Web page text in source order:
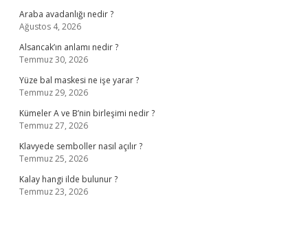
Araba avadanlığı nedir ?
Ağustos 4, 2026
Alsancak’ın anlamı nedir ?
Temmuz 30, 2026
Yüze bal maskesi ne işe yarar ?
Temmuz 29, 2026
Kümeler A ve B’nin birleşimi nedir ?
Temmuz 27, 2026
Klavyede semboller nasıl açılır ?
Temmuz 25, 2026
Kalay hangi ilde bulunur ?
Temmuz 23, 2026